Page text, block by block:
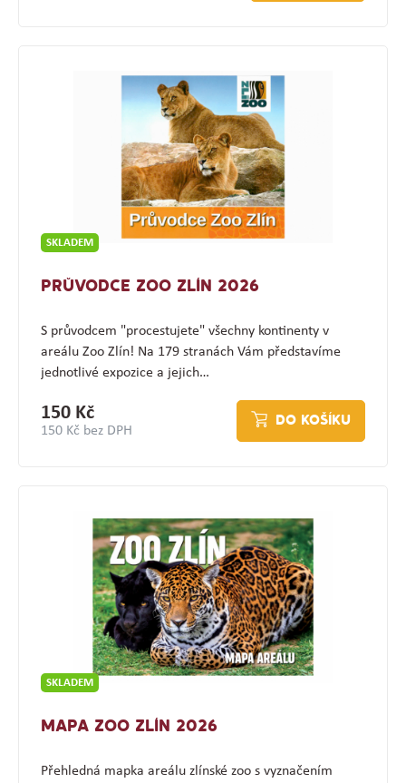
SKLADEM
PRŮVODCE ZOO ZLÍN 2026
S průvodcem "procestujete" všechny kontinenty v
areálu Zoo Zlín! Na 179 stranách Vám představíme
jednotlivé expozice a jejich…
150 Kč
150 Kč bez DPH
DO KOŠÍKU
SKLADEM
MAPA ZOO ZLÍN 2026
Přehledná mapka areálu zlínské zoo s vyznačením